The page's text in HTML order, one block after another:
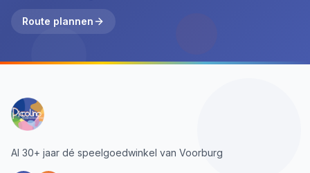
Route plannen
Al 30+ jaar dé speelgoedwinkel van Voorburg